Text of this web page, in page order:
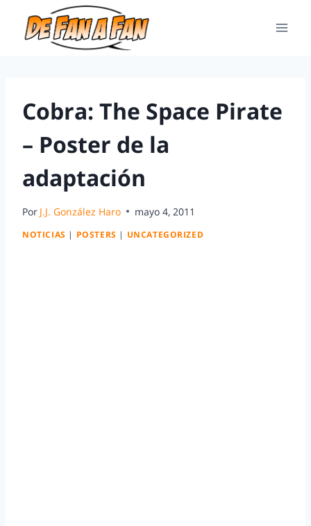
Cobra: The Space Pirate
– Poster de la
adaptación
Por J.J. González Haro mayo 4, 2011
NOTICIAS | POSTERS | UNCATEGORIZED